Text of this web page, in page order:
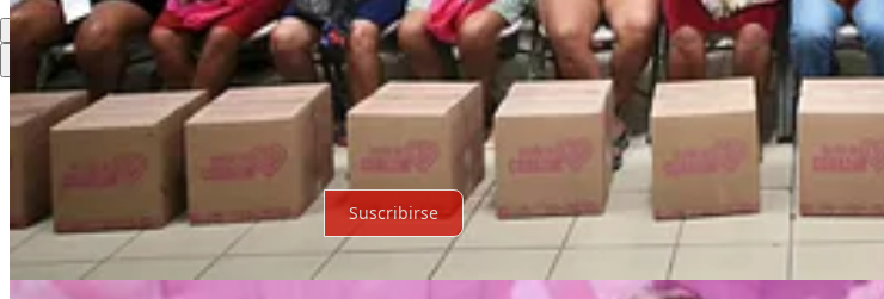
Lo mejor de Último Debates
Sin posts
Por supuesto, sigue adelante.
Suscribirse
© 2026 Expediente Quintana Roo Privacidad∙Términos∙Aviso de recolección
Crea tu Substack